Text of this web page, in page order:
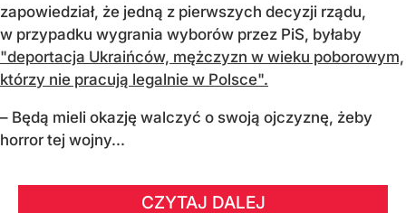
zapowiedział, że jedną z pierwszych decyzji rządu,
w przypadku wygrania wyborów przez PiS, byłaby
"deportacja Ukraińców, mężczyzn w wieku poborowym,
którzy nie pracują legalnie w Polsce".
– Będą mieli okazję walczyć o swoją ojczyznę, żeby
horror tej wojny...
CZYTAJ DALEJ